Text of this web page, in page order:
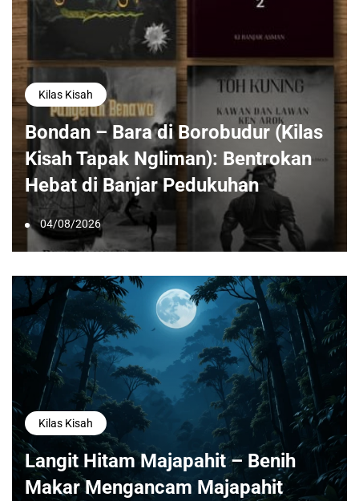
Kilas Kisah
Bondan – Bara di Borobudur (Kilas
Kisah Tapak Ngliman): Bentrokan
Hebat di Banjar Pedukuhan
04/08/2026
Kilas Kisah
Langit Hitam Majapahit – Benih
Makar Mengancam Majapahit